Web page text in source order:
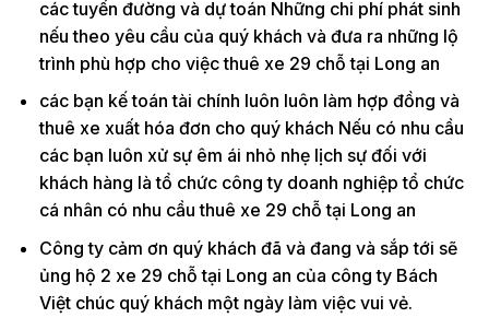
các tuyến đường và dự toán Những chi phí phát sinh
nếu theo yêu cầu của quý khách và đưa ra những lộ
trình phù hợp cho việc thuê xe 29 chỗ tại Long an
các bạn kế toán tài chính luôn luôn làm hợp đồng và
thuê xe xuất hóa đơn cho quý khách Nếu có nhu cầu
các bạn luôn xử sự êm ái nhỏ nhẹ lịch sự đối với
khách hàng là tổ chức công ty doanh nghiệp tổ chức
cá nhân có nhu cầu thuê xe 29 chỗ tại Long an
Công ty cảm ơn quý khách đã và đang và sắp tới sẽ
ủng hộ 2 xe 29 chỗ tại Long an của công ty Bách
Việt chúc quý khách một ngày làm việc vui vẻ.